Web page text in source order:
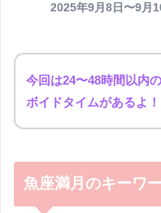
2025年9月8日〜9月
今回は24〜48時間以内
ボイドタイムがあるよ！
魚座満月のキーワ